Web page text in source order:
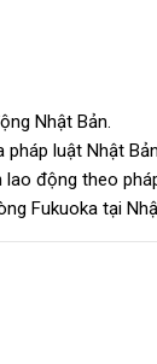
Nhật Bản.
luật Nhật
động theo
Fukuoka tại